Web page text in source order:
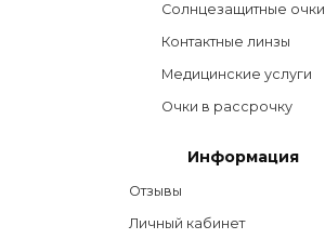
Солнцезащитные очки
Контактные линзы
Медицинские услуги
Очки в рассрочку
Информация
Отзывы
Личный кабинет